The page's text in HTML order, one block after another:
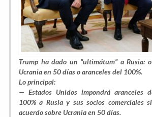
Trump ha dado un “ultimátum” a Rusia:
Ucrania en 50 días o aranceles del 100%.
Lo principal:
— Estados Unidos impondrá aranceles
100% a Rusia y sus socios comerciales
acuerdo sobre Ucrania en 50 días.